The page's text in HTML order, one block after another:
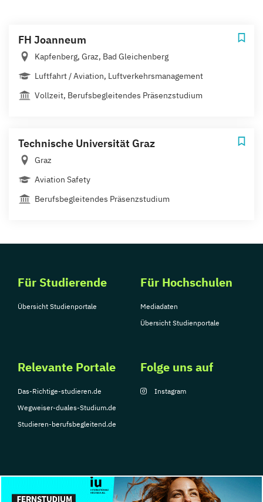
FH Joanneum
Kapfenberg, Graz, Bad Gleichenberg
Luftfahrt / Aviation, Luftverkehrsmanagement
Vollzeit, Berufsbegleitendes Präsenzstudium
Technische Universität Graz
Graz
Aviation Safety
Berufsbegleitendes Präsenzstudium
Für Studierende
Übersicht Studienportale
Für Hochschulen
Mediadaten
Übersicht Studienportale
Relevante Portale
Das-Richtige-studieren.de
Wegweiser-duales-Studium.de
Studieren-berufsbegleitend.de
Folge uns auf
Instagram
© Copyright 2026, TarGroup Media GmbH